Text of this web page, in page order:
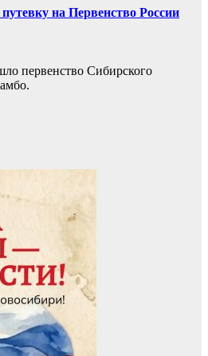
на Первенство России
первенство Сибирского